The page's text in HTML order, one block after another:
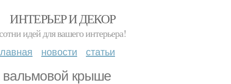
ИНТЕРЬЕР И ДЕКОР
сотни идей для вашего интерьера!
новости статьи
крыше